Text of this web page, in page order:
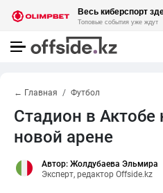
← Главная Футбол
Стадион в
новой арене
Автор: Жолдубаева Эльмира
Эксперт, редактор Offside.kz